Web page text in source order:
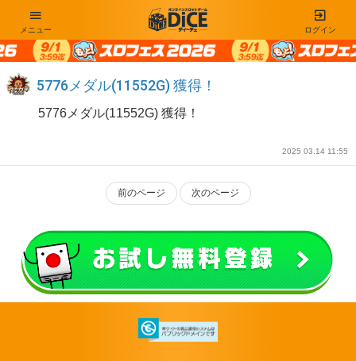
ログイン
メニュー
5776メダル(11552G) 獲得！
5776メダル(11552G) 獲得！
2025 03.14 11:55
前のページ 次のページ